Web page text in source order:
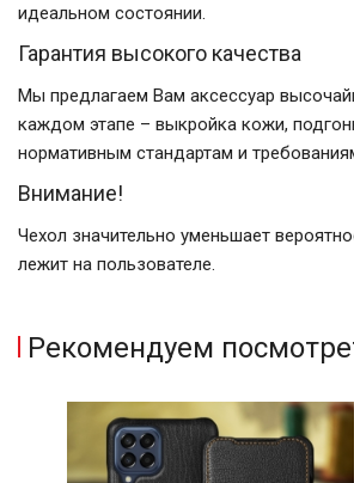
идеальном состоянии.
Гарантия высокого качества
Мы предлагаем Вам аксессуар
каждом этапе – выкройка кожи,
нормативным стандартам и
Внимание!
Чехол значительно уменьшает
лежит на пользователе.
Рекомендуем